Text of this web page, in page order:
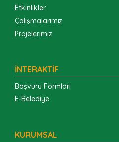
Etkinlikler
Çalışmalarımız
Projelerimiz
İNTERAKTİF
Başvuru Formları
E-Belediye
KURUMSAL